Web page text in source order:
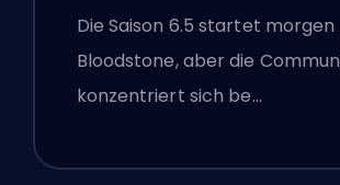
und das Monsters Take
Manhattan Event
Die Saison 6.5 startet morgen
Bloodstone, aber die
konzentriert sich be…